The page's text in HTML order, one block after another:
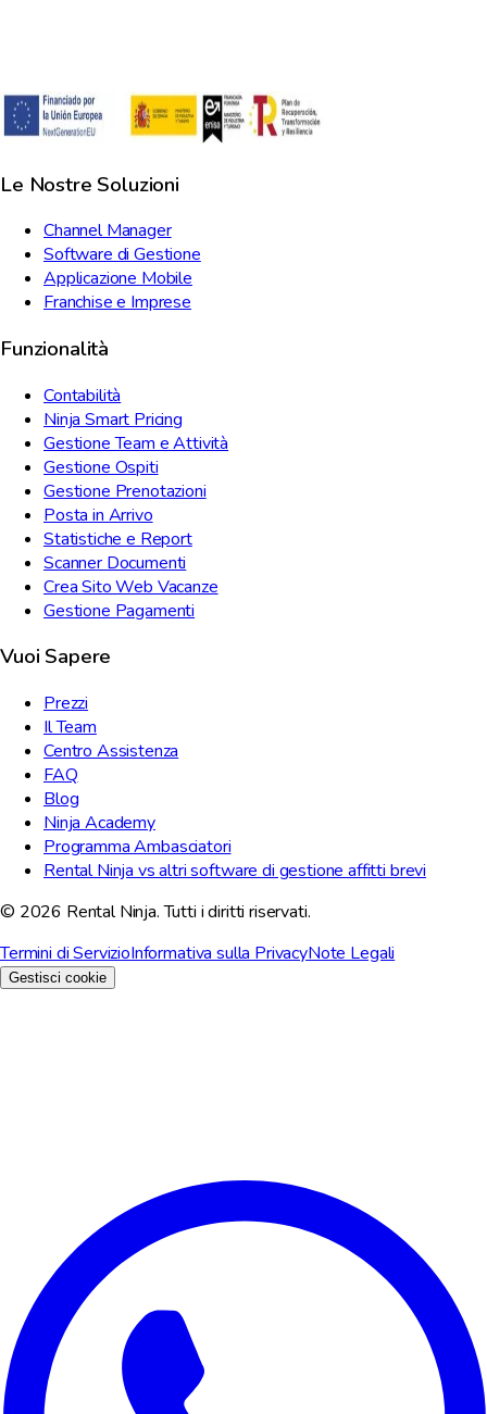
Le Nostre Soluzioni
Channel Manager
Software di Gestione
Applicazione Mobile
Franchise e Imprese
Funzionalità
Contabilità
Ninja Smart Pricing
Gestione Team e Attività
Gestione Ospiti
Gestione Prenotazioni
Posta in Arrivo
Statistiche e Report
Scanner Documenti
Crea Sito Web Vacanze
Gestione Pagamenti
Vuoi Sapere
Prezzi
Il Team
Centro Assistenza
FAQ
Blog
Ninja Academy
Programma Ambasciatori
Rental Ninja vs altri software di gestione affitti brevi
© 2026 Rental Ninja. Tutti i diritti riservati.
Termini di ServizioInformativa sulla PrivacyNote Legali
Gestisci cookie
Utilizziamo i cookie per migliorare la tua esperienza, analizzare il
traffico del sito e per scopi di marketing. Puoi scegliere quali
cookie accettare.
Rifiuta tutto Personalizza